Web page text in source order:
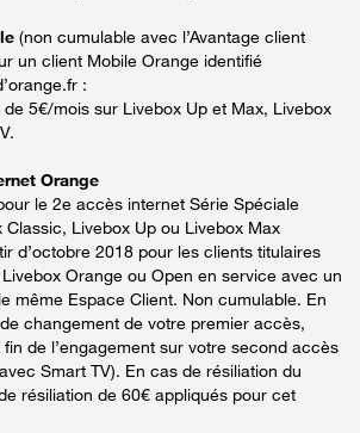
(non cumulable avec l’Avantage client
un client Mobile Orange identifié
:
de 5€/mois sur Livebox Up et Max, Livebox
Orange
le 2e accès internet Série Spéciale
Classic, Livebox Up ou Livebox Max
d’octobre 2018 pour les clients titulaires
Orange ou Open en service avec un
même Espace Client. Non cumulable. En
changement de votre premier accès,
de l’engagement sur votre second accès
Smart TV). En cas de résiliation du
résiliation de 60€ appliqués pour cet